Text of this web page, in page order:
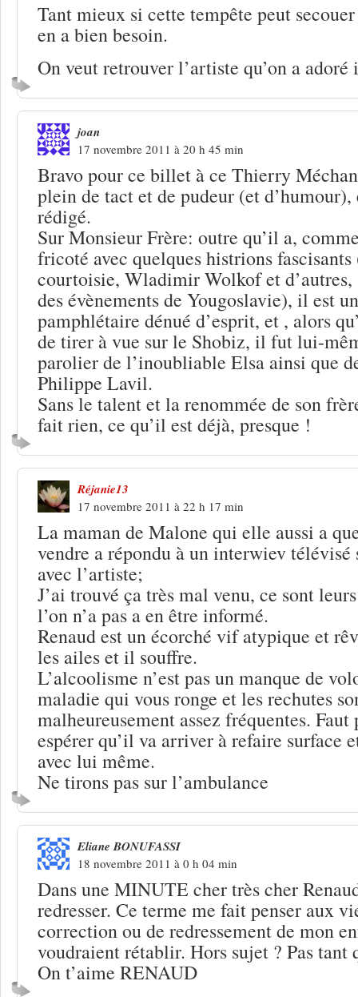
Tant mieux si cette tempête peut
en a bien besoin.
On veut retrouver l’artiste qu’on a adoré
joan
17 novembre 2011 à 20 h 45 min
Bravo pour ce billet à ce Thierry
plein de tact et de pudeur (et
rédigé.
Sur Monsieur Frère: outre qu’il a,
fricoté avec quelques histrions
courtoisie, Wladimir Wolkof et d’autres,
des évènements de Yougoslavie), il est
pamphlétaire dénué d’esprit, et , alors
de tirer à vue sur le Shobiz, il fut lui-
parolier de l’inoubliable Elsa ainsi que
Philippe Lavil.
Sans le talent et la renommée de son
fait rien, ce qu’il est déjà, presque !
Réjanie13
17 novembre 2011 à 22 h 17 min
La maman de Malone qui elle aussi a
vendre a répondu à un interwiev
avec l’artiste;
J’ai trouvé ça très mal venu, ce sont
l’on n’a pas a en être informé.
Renaud est un écorché vif atypique et
les ailes et il souffre.
L’alcoolisme n’est pas un manque de
maladie qui vous ronge et les rechutes
malheureusement assez fréquentes.
espérer qu’il va arriver à refaire surface
avec lui même.
Ne tirons pas sur l’ambulance
Eliane BONUFASSI
18 novembre 2011 à 0 h 04 min
Dans une MINUTE cher très cher
redresser. Ce terme me fait penser aux
correction ou de redressement de mon
voudraient rétablir. Hors sujet ? Pas tant
On t’aime RENAUD